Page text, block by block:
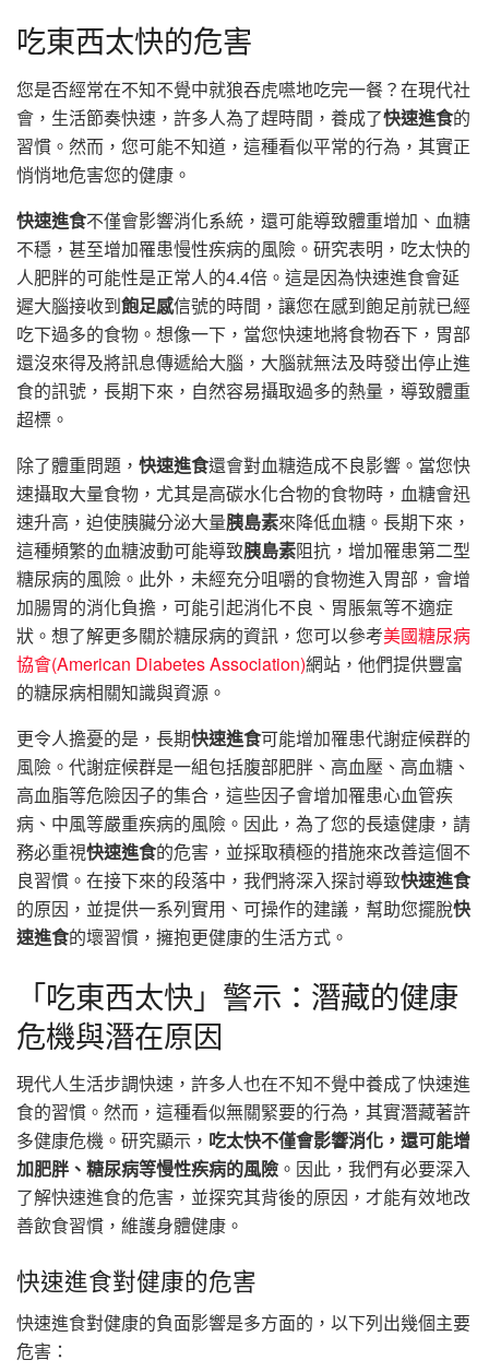
吃東西太快的危害
您是否經常在不知不覺中就狼吞虎嚥地吃完一餐？在現代社
會，生活節奏快速，許多人為了趕時間，養成了快速進食的
習慣。然而，您可能不知道，這種看似平常的行為，其實正
悄悄地危害您的健康。
快速進食不僅會影響消化系統，還可能導致體重增加、血糖
不穩，甚至增加罹患慢性疾病的風險。研究表明，吃太快的
人肥胖的可能性是正常人的4.4倍。這是因為快速進食會延
遲大腦接收到飽足感信號的時間，讓您在感到飽足前就已經
吃下過多的食物。想像一下，當您快速地將食物吞下，胃部
還沒來得及將訊息傳遞給大腦，大腦就無法及時發出停止進
食的訊號，長期下來，自然容易攝取過多的熱量，導致體重
超標。
除了體重問題， 快速進食還會對血糖造成不良影響。當您快
速攝取大量食物，尤其是高碳水化合物的食物時，血糖會迅
速升高，迫使胰臟分泌大量胰島素來降低血糖。長期下來，
這種頻繁的血糖波動可能導致胰島素阻抗，增加罹患第二型
糖尿病的風險。此外，未經充分咀嚼的食物進入胃部，會增
加腸胃的消化負擔，可能引起消化不良、胃脹氣等不適症
狀。想了解更多關於糖尿病的資訊，您可以參考美國糖尿病
協會(American Diabetes Association)網站，他們提供豐富
的糖尿病相關知識與資源。
更令人擔憂的是，長期快速進食可能增加罹患代謝症候群的
風險。代謝症候群是一組包括腹部肥胖、高血壓、高血糖、
高血脂等危險因子的集合，這些因子會增加罹患心血管疾
病、中風等嚴重疾病的風險。因此，為了您的長遠健康，請
務必重視快速進食的危害，並採取積極的措施來改善這個不
良習慣。在接下來的段落中，我們將深入探討導致快速進食
的原因，並提供一系列實用、可操作的建議，幫助您擺脫快
速進食的壞習慣，擁抱更健康的生活方式。
「吃東西太快」警示：潛藏的健康
危機與潛在原因
現代人生活步調快速，許多人也在不知不覺中養成了快速進
食的習慣。然而，這種看似無關緊要的行為，其實潛藏著許
多健康危機。研究顯示， 吃太快不僅會影響消化，還可能增
加肥胖、糖尿病等慢性疾病的風險 。因此，我們有必要深入
了解快速進食的危害，並探究其背後的原因，才能有效地改
善飲食習慣，維護身體健康。
快速進食對健康的危害
快速進食對健康的負面影響是多方面的，以下列出幾個主要
危害：